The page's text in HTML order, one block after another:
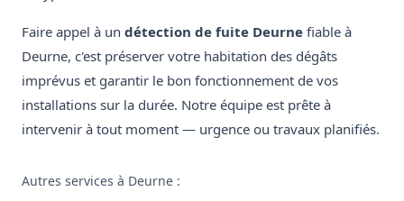
Faire appel à un détection de fuite Deurne fiable à
Deurne, c'est préserver votre habitation des dégâts
imprévus et garantir le bon fonctionnement de vos
installations sur la durée. Notre équipe est prête à
intervenir à tout moment — urgence ou travaux planifiés.
Autres services à Deurne :